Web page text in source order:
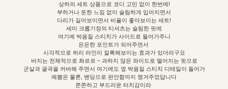
상하의 세트 상품으로 코디 고민 없이 한번에!
부하거나 둔한 느낌 없이 슬림하게 입어지면서
다리가 길어보이면서 비율이 좋아보이는 세트!
세미 크롭기장의 티셔츠는 슬림한 핏에
여기에 박음질 스티치가 사이드로 들어가주니
은은한 포인트가 되어주면서
시각적으로 허리 라인이 잘록해보이는 효과가 있더라구요
바지는 전체적으로 촤르르 ~ 과하지 않은 와이드로 떨어지는 핏으로
군살과 굴곡을 커버해 주면서 여기에도 옆 박음질 스티치 디테일이 들어가
예쁨은 물론, 밴딩으로 편안함까지 챙겨주었답니다
쫀쫀하고 부드러운 터치감이라